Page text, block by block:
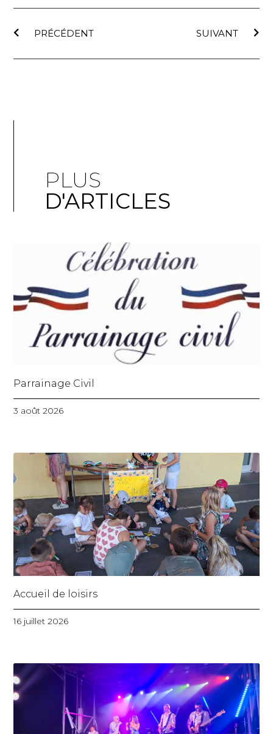
PRÉCÉDENT SUIVANT
PLUS
D'ARTICLES
Parrainage Civil
3 août 2026
Accueil de loisirs
16 juillet 2026